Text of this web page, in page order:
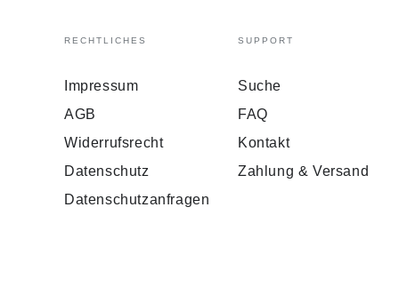
RECHTLICHES
Impressum
AGB
Widerrufsrecht
Datenschutz
Datenschutzanfragen
SUPPORT
Suche
FAQ
Kontakt
Zahlung & Versand